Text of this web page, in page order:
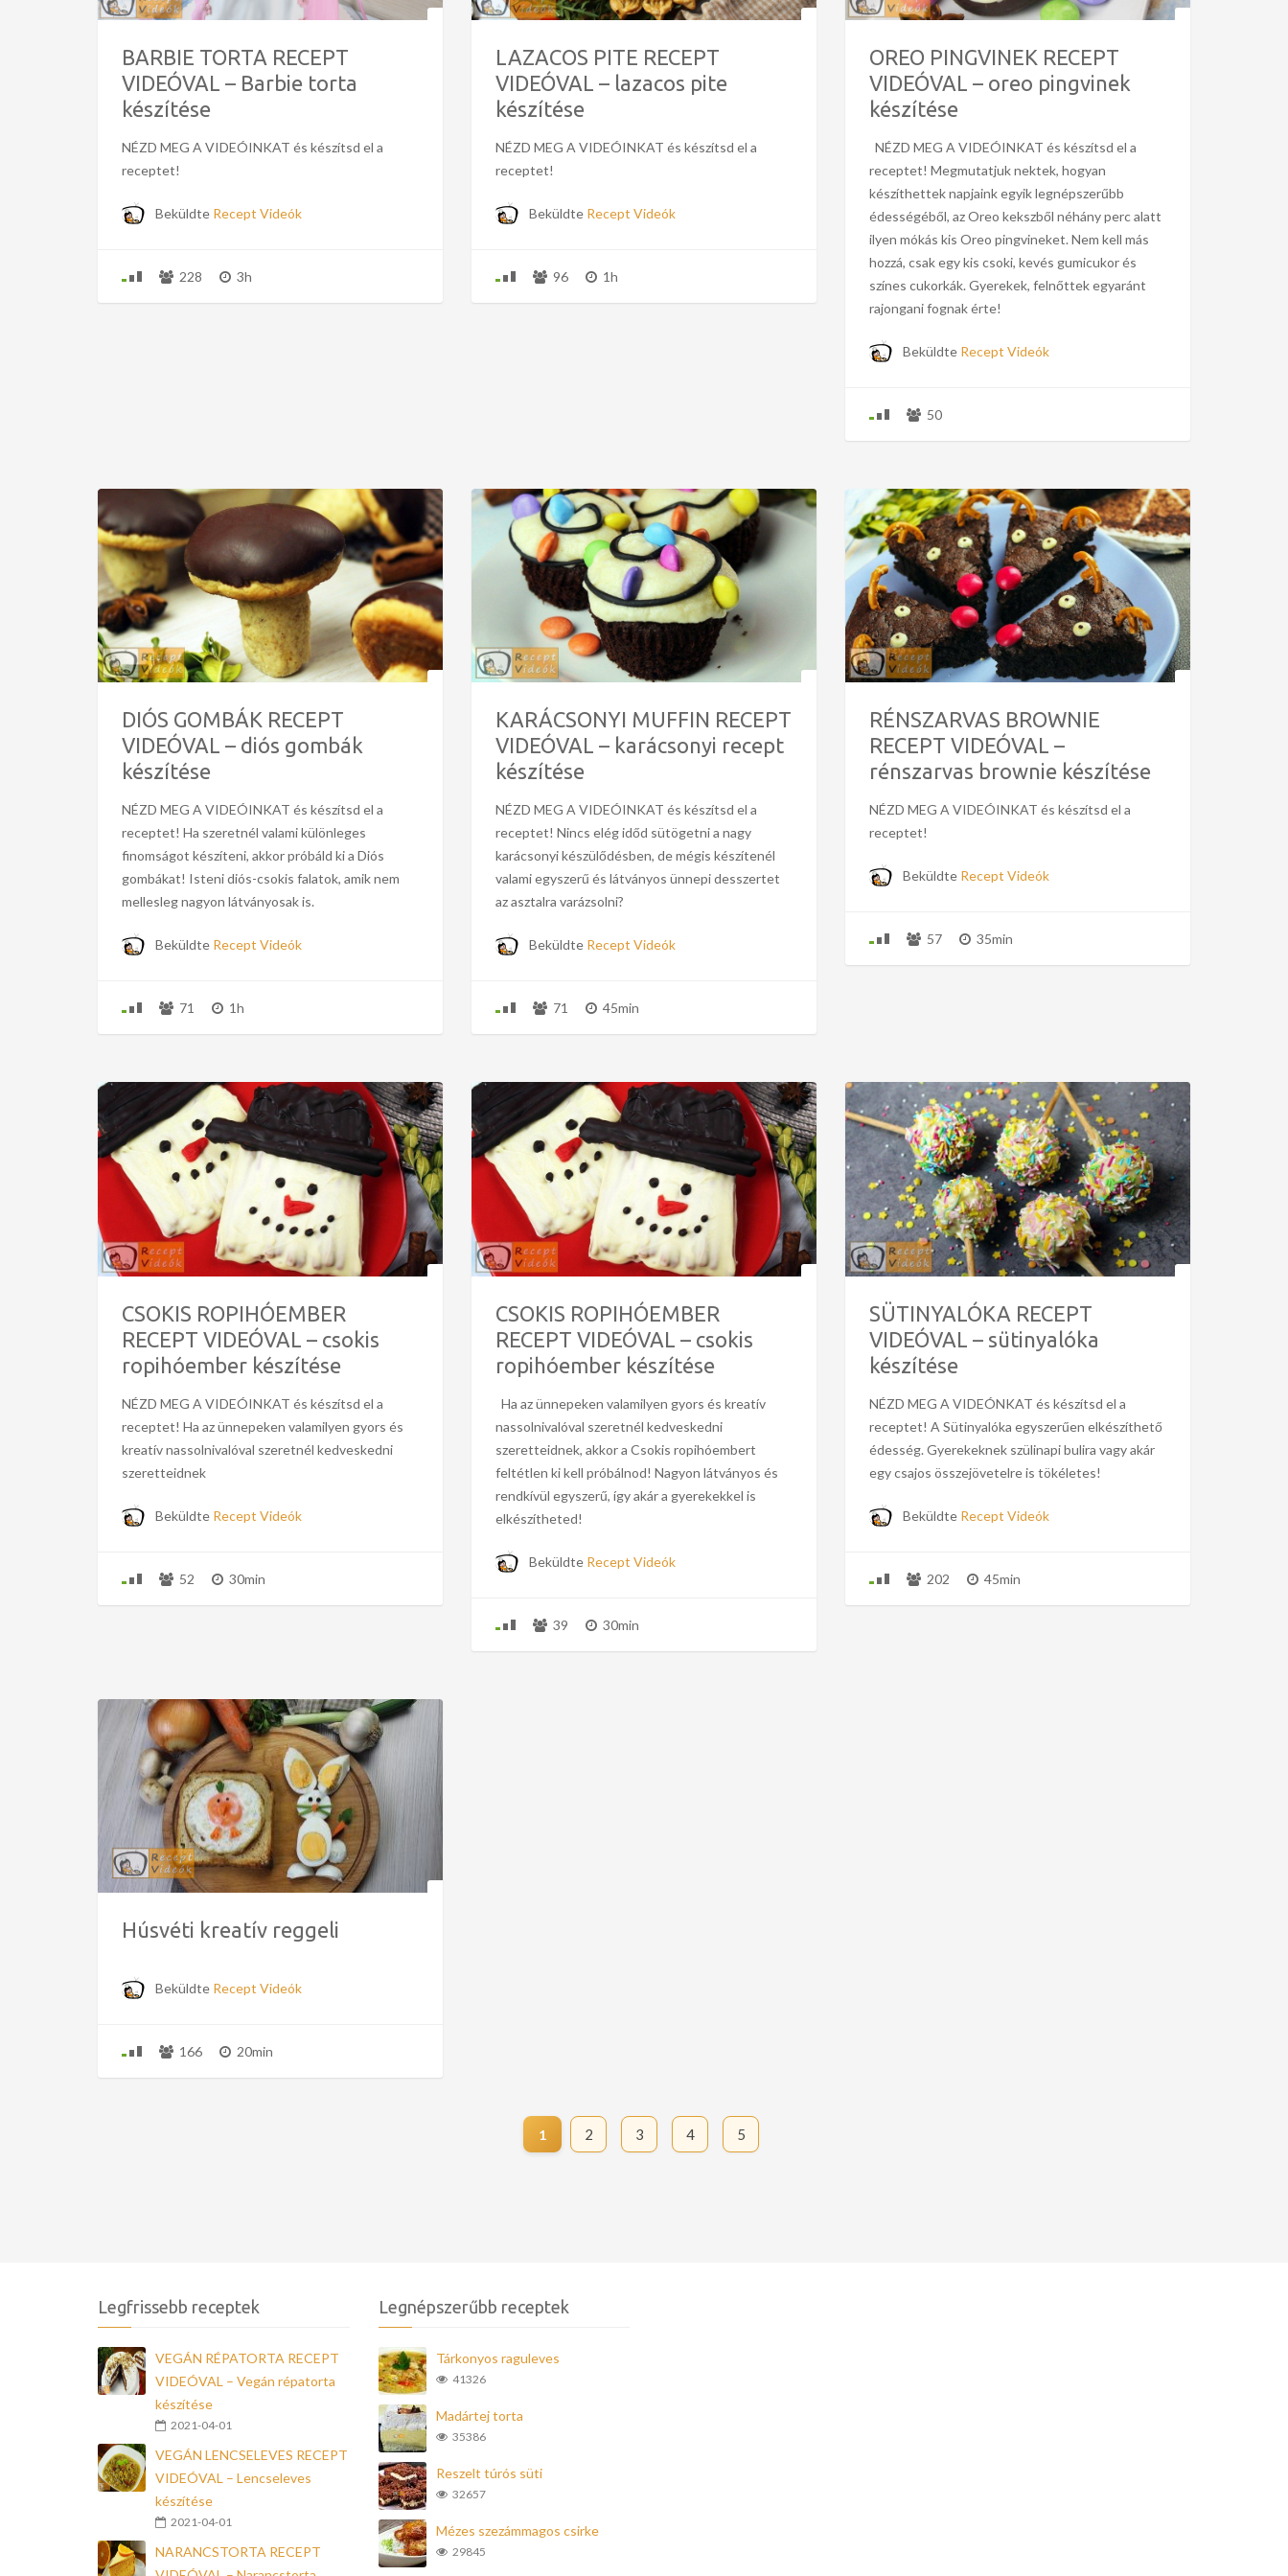
BARBIE TORTA RECEPT
VIDEÓVAL – Barbie torta
készítése
NÉZD MEG A VIDEÓINKAT és készítsd el a
receptet!
Beküldte Recept Videók
228 3h
LAZACOS PITE RECEPT
VIDEÓVAL – lazacos pite
készítése
NÉZD MEG A VIDEÓINKAT és készítsd el a
receptet!
Beküldte Recept Videók
96 1h
OREO PINGVINEK RECEPT
VIDEÓVAL – oreo pingvinek
készítése
NÉZD MEG A VIDEÓINKAT és készítsd el a
receptet! Megmutatjuk nektek, hogyan
készíthettek napjaink egyik legnépszerűbb
édességéből, az Oreo kekszből néhány perc alatt
ilyen mókás kis Oreo pingvineket. Nem kell más
hozzá, csak egy kis csoki, kevés gumicukor és
színes cukorkák. Gyerekek, felnőttek egyaránt
rajongani fognak érte!
Beküldte Recept Videók
50
DIÓS GOMBÁK RECEPT
VIDEÓVAL – diós gombák
készítése
NÉZD MEG A VIDEÓINKAT és készítsd el a
receptet! Ha szeretnél valami különleges
finomságot készíteni, akkor próbáld ki a Diós
gombákat! Isteni diós-csokis falatok, amik nem
mellesleg nagyon látványosak is.
Beküldte Recept Videók
71 1h
KARÁCSONYI MUFFIN RECEPT
VIDEÓVAL – karácsonyi recept
készítése
NÉZD MEG A VIDEÓINKAT és készítsd el a
receptet! Nincs elég időd sütögetni a nagy
karácsonyi készülődésben, de mégis készítenél
valami egyszerű és látványos ünnepi desszertet
az asztalra varázsolni?
Beküldte Recept Videók
71 45min
RÉNSZARVAS BROWNIE
RECEPT VIDEÓVAL –
rénszarvas brownie készítése
NÉZD MEG A VIDEÓINKAT és készítsd el a
receptet!
Beküldte Recept Videók
57 35min
CSOKIS ROPIHÓEMBER
RECEPT VIDEÓVAL – csokis
ropihóember készítése
NÉZD MEG A VIDEÓINKAT és készítsd el a
receptet! Ha az ünnepeken valamilyen gyors és
kreatív nassolnivalóval szeretnél kedveskedni
szeretteidnek
Beküldte Recept Videók
52 30min
CSOKIS ROPIHÓEMBER
RECEPT VIDEÓVAL – csokis
ropihóember készítése
Ha az ünnepeken valamilyen gyors és kreatív
nassolnivalóval szeretnél kedveskedni
szeretteidnek, akkor a Csokis ropihóembert
feltétlen ki kell próbálnod! Nagyon látványos és
rendkívül egyszerű, így akár a gyerekekkel is
elkészítheted!
Beküldte Recept Videók
39 30min
SÜTINYALÓKA RECEPT
VIDEÓVAL – sütinyalóka
készítése
NÉZD MEG A VIDEÓNKAT és készítsd el a
receptet! A Sütinyalóka egyszerűen elkészíthető
édesség. Gyerekeknek szülinapi bulira vagy akár
egy csajos összejövetelre is tökéletes!
Beküldte Recept Videók
202 45min
Húsvéti kreatív reggeli
Beküldte Recept Videók
166 20min
1 2 3 4 5
Legfrissebb receptek
VEGÁN RÉPATORTA RECEPT
VIDEÓVAL – Vegán répatorta
készítése
2021-04-01
VEGÁN LENCSELEVES RECEPT
VIDEÓVAL – Lencseleves
készítése
2021-04-01
NARANCSTORTA RECEPT
Legnépszerűbb receptek
Tárkonyos raguleves
41326
Madártej torta
35386
Reszelt túrós süti
32657
Mézes szezámmagos csirke
29845